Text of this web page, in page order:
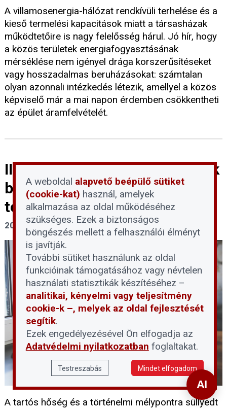
A villamosenergia-hálózat rendkívüli terhelése és a
kieső termelési kapacitások miatt a társasházak
működtetőire is nagy felelősség hárul. Jó hír, hogy
a közös területek energiafogyasztásának
mérséklése nem igényel drága korszerűsítéseket
vagy hosszadalmas beruházásokat: számtalan
olyan azonnali intézkedés létezik, amellyel a közös
képviselő már a mai napon érdemben csökkentheti
az épület áramfelvételét.
III. fokú vízkorlátozást vezettek
be a DMRV területének 14
településén
2026. július 31.
A tartós hőség és a történelmi mélypontra süllyedt
A weboldal alapvető beépülő sütiket
(cookie-kat) használ, amelyek
alkalmazása az oldal működéséhez
szükséges. Ezek a biztonságos
böngészés mellett a felhasználói élményt
is javítják.
További sütiket használunk az oldal
funkcióinak támogatásához vagy névtelen
használati statisztikák készítéséhez –
analitikai, kényelmi vagy teljesítmény
cookie-k –, melyek az oldal fejlesztését
segítik.
Ezek engedélyezésével Ön elfogadja az
Adatvédelmi nyilatkozatban foglaltakat.
Testreszabás Mindet elfogadom